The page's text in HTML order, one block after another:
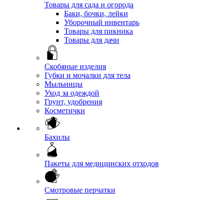
Товары для сада и огорода
Баки, бочки, лейки
Уборочный инвентарь
Товары для пикника
Товары для дачи
Скобяные изделия
Губки и мочалки для тела
Мыльницы
Уход за одеждой
Грунт, удобрения
Косметички
Бахилы
Пакеты для медицинских отходов
Смотровые перчатки